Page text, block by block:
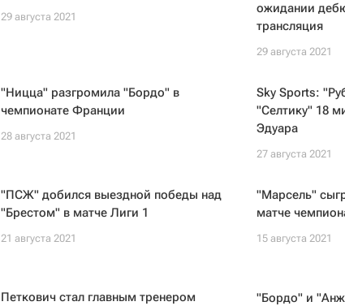
29 августа 2021
ожидании
трансляция
29 августа 2021
"Ницца" разгромила "Бордо" в
чемпионате Франции
28 августа 2021
Sky Sports:
"Селтику" 18
Эдуара
27 августа 2021
"ПСЖ" добился выездной победы над
"Брестом" в матче Лиги 1
21 августа 2021
"Марсель"
матче
15 августа 2021
Петкович стал главным тренером
"Бордо" и